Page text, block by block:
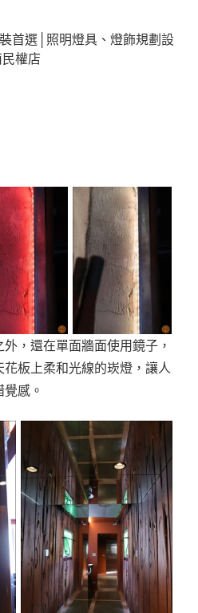
，還在單面牆面使用鏡子，
板上柔和光線的崁燈，讓人
感。